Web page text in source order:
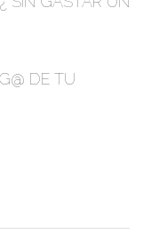
DE TU